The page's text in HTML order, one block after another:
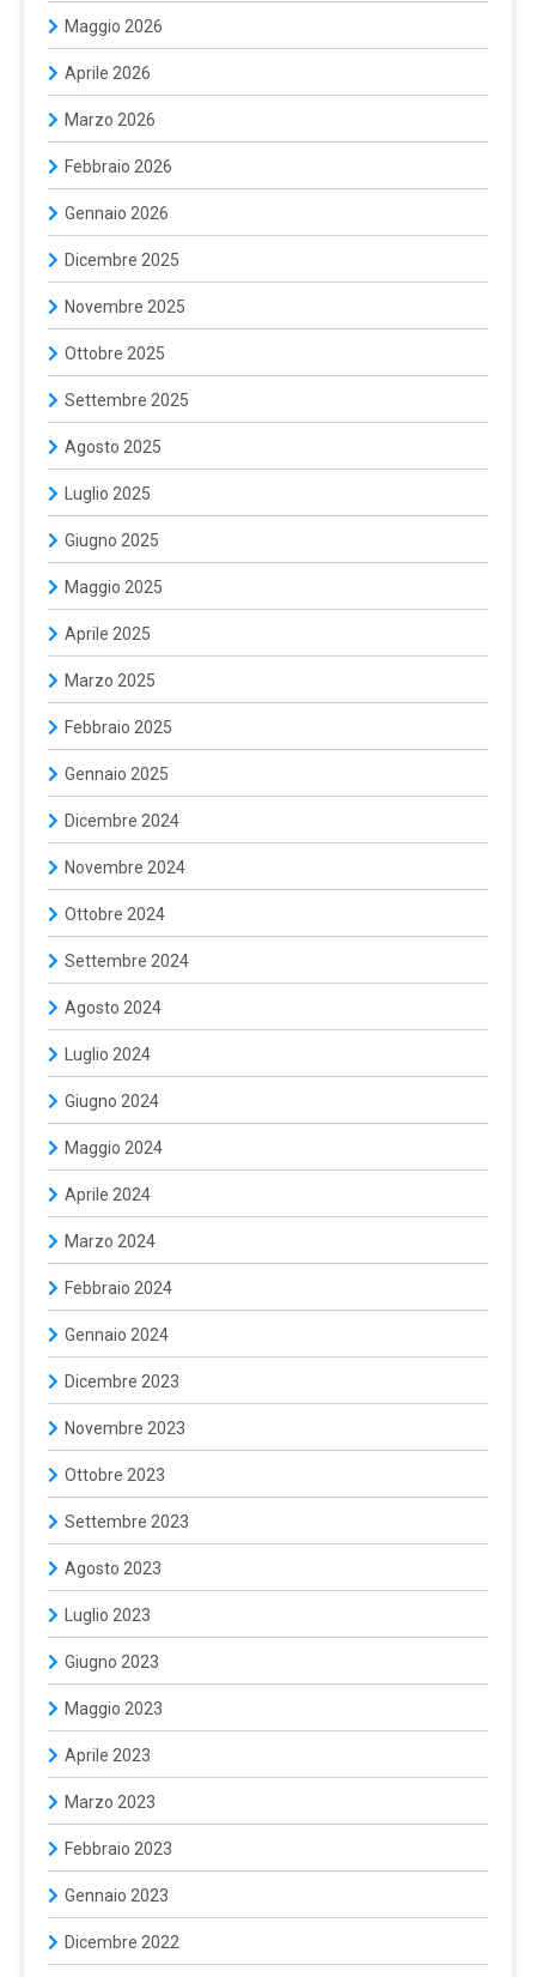
Maggio 2026
Aprile 2026
Marzo 2026
Febbraio 2026
Gennaio 2026
Dicembre 2025
Novembre 2025
Ottobre 2025
Settembre 2025
Agosto 2025
Luglio 2025
Giugno 2025
Maggio 2025
Aprile 2025
Marzo 2025
Febbraio 2025
Gennaio 2025
Dicembre 2024
Novembre 2024
Ottobre 2024
Settembre 2024
Agosto 2024
Luglio 2024
Giugno 2024
Maggio 2024
Aprile 2024
Marzo 2024
Febbraio 2024
Gennaio 2024
Dicembre 2023
Novembre 2023
Ottobre 2023
Settembre 2023
Agosto 2023
Luglio 2023
Giugno 2023
Maggio 2023
Aprile 2023
Marzo 2023
Febbraio 2023
Gennaio 2023
Dicembre 2022